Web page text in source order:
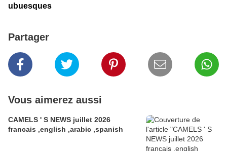
ubuesques
Partager
Vous aimerez aussi
CAMELS ' S NEWS juillet 2026
francais ,english ,arabic ,spanish